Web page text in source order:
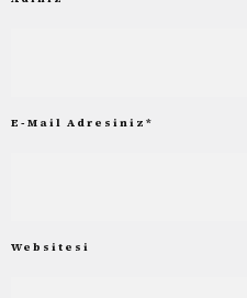
E-Mail Adresiniz *
Websitesi